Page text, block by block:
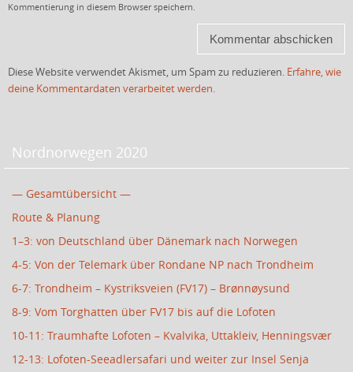
Kommentierung in diesem Browser speichern.
Diese Website verwendet Akismet, um Spam zu reduzieren. Erfahre, wie
deine Kommentardaten verarbeitet werden.
Nordnorwegen 2020
— Gesamtübersicht —
Route & Planung
1–3: von Deutschland über Dänemark nach Norwegen
4-5: Von der Telemark über Rondane NP nach Trondheim
6-7: Trondheim – Kystriksveien (FV17) – Brønnøysund
8-9: Vom Torghatten über FV17 bis auf die Lofoten
10-11: Traumhafte Lofoten – Kvalvika, Uttakleiv, Henningsvær
12-13: Lofoten-Seeadlersafari und weiter zur Insel Senja